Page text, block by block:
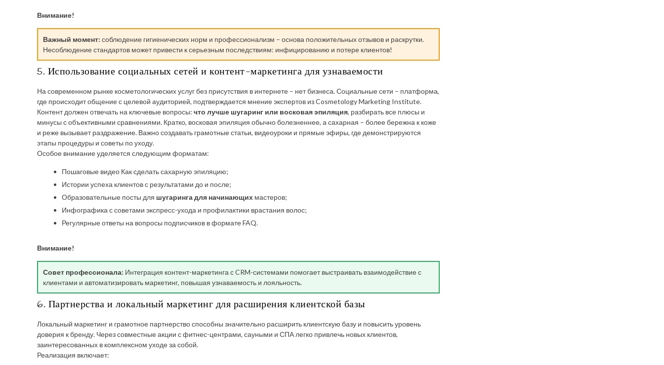
Внимание!
Важный момент: соблюдение гигиенических норм и профессионализм – основа положительных отзывов и раскрутки.
Несоблюдение стандартов может привести к серьезным последствиям: инфицированию и потере клиентов!
5. Использование социальных сетей и контент-маркетинга для узнаваемости
На современном рынке косметологических услуг без присутствия в интернете – нет бизнеса. Социальные сети – платформа,
где происходит общение с целевой аудиторией, подтверждается мнение экспертов из Cosmetology Marketing Institute.
Контент должен отвечать на ключевые вопросы: что лучше шугаринг или восковая эпиляция, разбирать все плюсы и
минусы с объективными сравнениями. Кратко, восковая эпиляция обычно болезненнее, а сахарная – более бережна к коже
и реже вызывает раздражение. Важно создавать грамотные статьи, видеоуроки и прямые эфиры, где демонстрируются
этапы процедуры и советы по уходу.
Особое внимание уделяется следующим форматам:
Пошаговые видео Как сделать сахарную эпиляцию;
Истории успеха клиентов с результатами до и после;
Образовательные посты для шугаринга для начинающих мастеров;
Инфографика с советами экспресс-ухода и профилактики врастания волос;
Регулярные ответы на вопросы подписчиков в формате FAQ.
Внимание!
Совет профессионала: Интеграция контент-маркетинга с CRM-системами помогает выстраивать взаимодействие с
клиентами и автоматизировать маркетинг, повышая узнаваемость и лояльность.
6. Партнерства и локальный маркетинг для расширения клиентской базы
Локальный маркетинг и грамотное партнерство способны значительно расширить клиентскую базу и повысить уровень
доверия к бренду. Через совместные акции с фитнес-центрами, сауными и СПА легко привлечь новых клиентов,
заинтересованных в комплексном уходе за собой.
Реализация включает: